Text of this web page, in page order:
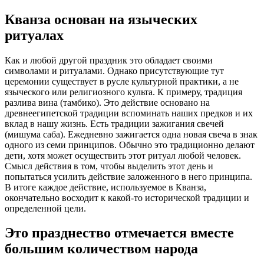
Кванза основан на языческих
ритуалах
Как и любой другой праздник это обладает своими
символами и ритуалами. Однако присутствующие тут
церемонии существует в русле культурной практики, а не
языческого или религиозного культа. К примеру, традиция
разлива вина (тамбико). Это действие основано на
древнеегипетской традиции вспоминать наших предков и их
вклад в нашу жизнь. Есть традиции зажигания свечей
(мишума саба). Ежедневно зажигается одна новая свеча в знак
одного из семи принципов. Обычно это традиционно делают
дети, хотя может осуществить этот ритуал любой человек.
Смысл действия в том, чтобы выделить этот день и
попытаться усилить действие заложенного в него принципа.
В итоге каждое действие, используемое в Кванза,
окончательно восходит к какой-то исторической традиции и
определенной цели.
Это празднество отмечается вместе
большим количеством народа